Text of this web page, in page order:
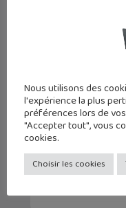
23 24 25
30
Nous utilisons des
l'expérience la plus
préférences lors de
"Accepter tout", vous
cookies.
Choisir les cookies